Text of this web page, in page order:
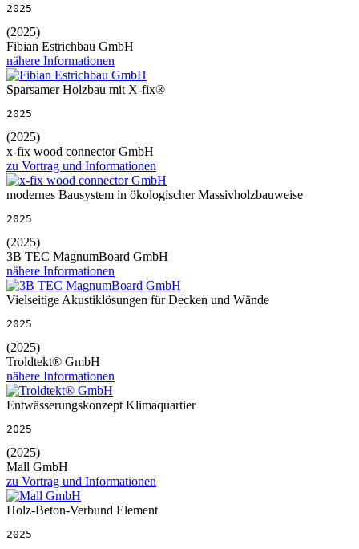
2025
(2025)
Fibian Estrichbau GmbH
nähere Informationen
Sparsamer Holzbau mit X-fix®
2025
(2025)
x-fix wood connector GmbH
zu Vortrag und Informationen
modernes Bausystem in ökologischer Massivholzbauweise
2025
(2025)
3B TEC MagnumBoard GmbH
nähere Informationen
Vielseitige Akustiklösungen für Decken und Wände
2025
(2025)
Troldtekt® GmbH
nähere Informationen
Entwässerungskonzept Klimaquartier
2025
(2025)
Mall GmbH
zu Vortrag und Informationen
Holz-Beton-Verbund Element
2025